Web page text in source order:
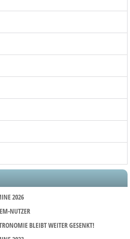
2026
NUTZER
BLEIBT WEITER GESENKT!